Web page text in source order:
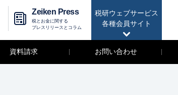
税研ウェブサービス
各種会員サイト
Zeiken Press
税とお金に関する
プレスリリースとコラム
資料請求 お問い合わせ